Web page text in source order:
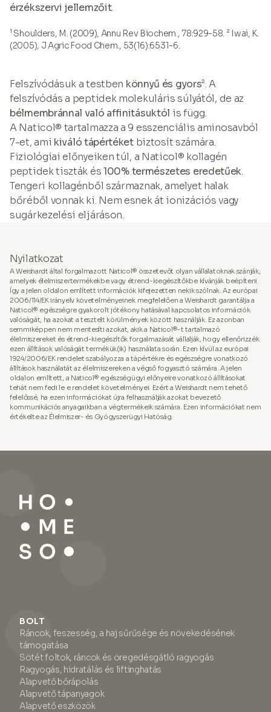
érzékszervi jellemzőit.
¹ Shoulders, M. (2009), Annu Rev Biochem., 78:929-58. ² Iwai, K.
(2005), J Agric Food Chem., 53(16):6531-6.
Felszívódásuk a testben könnyű és gyors². A
felszívódás a peptidek molekuláris súlyától, de az
bélmembránnal való affinitásuktól is függ.
A Naticol® tartalmazza a 9 esszenciális aminosavból
7-et, ami kiváló tápértéketbiztosít számára.
Fiziológiai előnyeiken túl, a Naticol® kollagén
peptidek tiszták és100% természetes eredetűek.
Tengeri kollagénből származnak, amelyet halak
bőréből vonnak ki. Nem esnek át ionizációs vagy
sugárkezelési eljáráson.
Nyilatkozat
A Weishardt által forgalmazott Naticol® összetevőt olyan vállalatoknak szánják,
amelyek élelmiszertermékekbe vagy étrend-kiegészítőkbe kívánják beépíteni.
Így a jelen oldalon említett információk kifejezetten nekik szólnak. Az európai
2006/114/EK irányelv követelményeinek megfelelően a Weishardt garantálja a
Naticol® egészségre gyakorolt jótékony hatásával kapcsolatos információk
valóságát, ha azokat a tesztelt körülmények között használják. Ez azonban
semmiképpen nem mentesíti azokat, akik a Naticol®-t tartalmazó
élelmiszereket és étrend-kiegészítők forgalmazását vállalják, hogy ellenőrizzék
ezen állítások valóságát termékük(ik) használata során. Ezen kívül az európai
1924/2006/EK rendelet szabályozza a tápértékre és egészségre vonatkozó
állítások használatát az élelmiszereken a végső fogyasztó számára. A jelen
oldalon említett, a Naticol® egészségügyi előnyeire vonatkozó állításokat
tehát nem fedi le e rendelet követelményei. Ezért a Weishardt nem tehető
felelőssé, ha ezen információkat újra felhasználják azokat bevezető
kommunikációs anyagaikban a végtermékeik számára. Ezen információkat nem
értékelte az Élelmiszer- és Gyógyszerügyi Hatóság.
BOLT
Ráncok, feszesség, a haj sűrűsége és növekedésének
támogatása
Sötét foltok, ráncok és öregedésgátló ragyogás
Ragyogás, hidratálás és liftinghatás
Alapvető bőrápolás
Alapvető tápanyagok
Alapvető eszközök